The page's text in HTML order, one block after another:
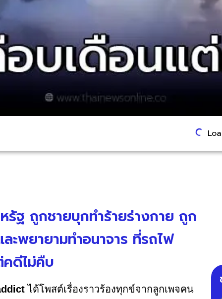
รัฐ ถูกชายบุกทำร้ายร่างกาย ถูก
พยายามทำอนาจาร ที่รถไฟ
ดีไม่คืบ
ได้โพสต์เรื่องราวร้องทุกข์จากลูกเพจคน